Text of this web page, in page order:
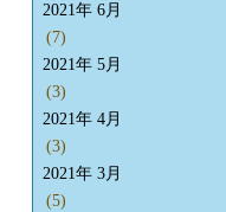
2021年 6月
(7)
2021年 5月
(3)
2021年 4月
(3)
2021年 3月
(5)